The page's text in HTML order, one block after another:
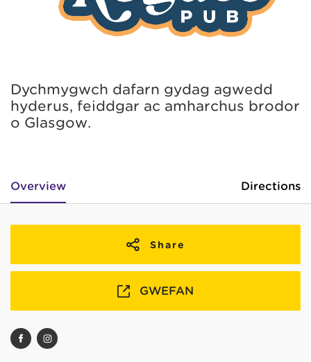
Dychmygwch dafarn gydag agwedd
hyderus, feiddgar ac amharchus brodor
o Glasgow.
Overview Directions
Share
GWEFAN